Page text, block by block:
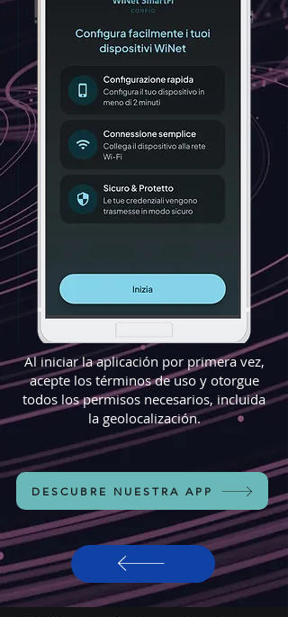
Al iniciar la aplicación por primera vez,
acepte los términos de uso y otorgue
todos los permisos necesarios, incluida
la geolocalización.
DESCUBRE NUESTRA APP